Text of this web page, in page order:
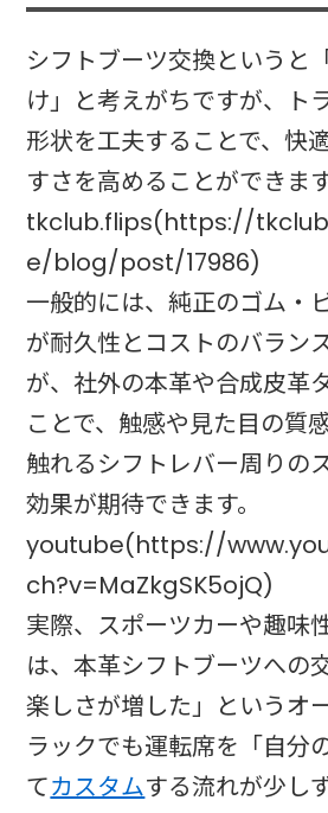
シフトブーツ交換というと
け」と考えがちですが、ト
形状を工夫することで、快
すさを高めることができます
tkclub.flips(https://
e/blog/post/17986)
一般的には、純正のゴム・
が耐久性とコストのバラン
が、社外の本革や合成皮革
ことで、触感や見た目の質
触れるシフトレバー周りの
効果が期待できます。
youtube(https://
ch?v=MaZkgSK5ojQ)
実際、スポーツカーや趣味
は、本革シフトブーツへの
楽しさが増した」というオ
ラックでも運転席を「自分
てカスタムする流れが少し